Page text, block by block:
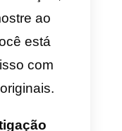
é dado por
muito o que
são apenas
Não